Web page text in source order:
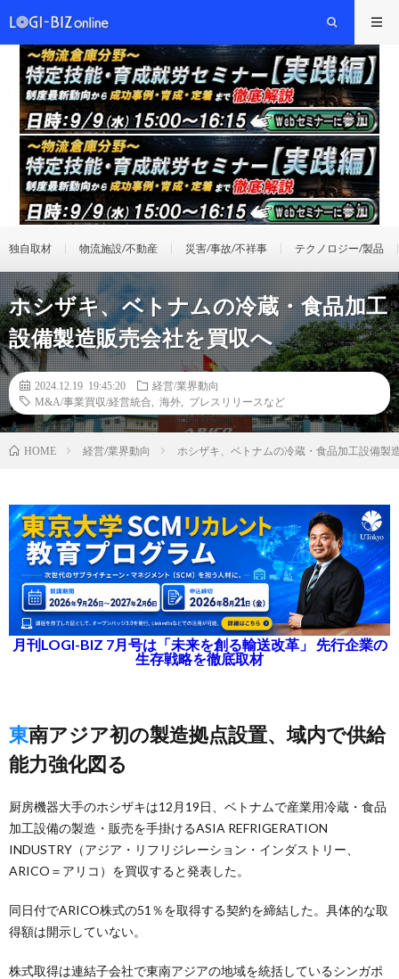
独自取材 物流施設/不動産 災害/事故/不祥事 テクノロジー/製品
ホシザキ、ベトナムの冷蔵・食品加工
設備製造販売会社を買収へ
2024.12.19 19:45:20
経営/業界動向
M&A/事業買収/経営統合
海外 プレスリリースなど
HOME 経営/業界動向 ホシザキ、ベトナムの冷蔵・食品加工設備製
月刊LOGI-BIZ 7月号は「未来を創る輸送改革」 先行企業の
生存戦略を徹底取材
東南アジア初の製造拠点設置、域内で供給
能力強化図る
厨房機器大手のホシザキは12月19日、ベトナムで産業用冷蔵・食品
加工設備の製造・販売を手掛けるASIA REFRIGERATION
INDUSTRY（アジア・リフリジレーション・インダストリー、
ARICO＝アリコ）を買収すると発表した。
同日付でARICO株式の51％を取得する契約を締結した。具体的な取
得額は開示していない。
株式取得は連結子会社で東南アジアの地域を統括しているシンガポ